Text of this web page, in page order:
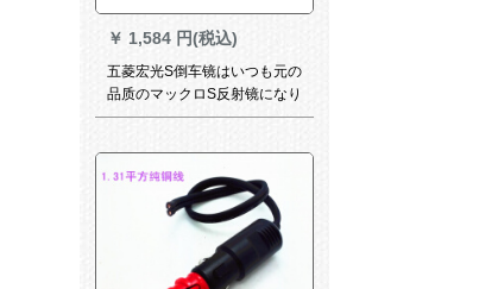
￥ 1,584 円(税込)
五菱宏光S倒车镜はいつも元の
品质のマックロS反射镜になり
ます。ミラは漆付の倒車鏡の